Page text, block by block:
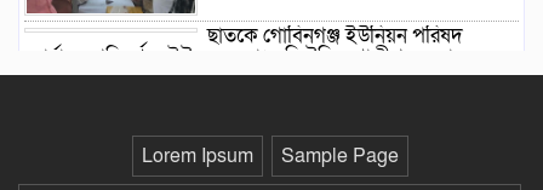
ছাতকে গোবিনগঞ্জ ইউনিয়ন পরিষদ
কার্যালয় পরিদর্শনে ইউএনও মোঃ মহি উদ্দিন-গাজীপুর সংবাদ
ঘটনায় আহত-৮ জন-গাজীপুর সংবাদ
Lorem Ipsum
Sample Page